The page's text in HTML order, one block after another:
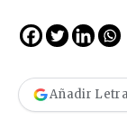
Añadir